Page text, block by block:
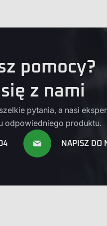
pomocy?
z nami
pytania, a nasi
odpowiedniego produktu.
NAPISZ DO